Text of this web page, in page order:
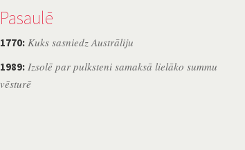
Pasaulē
1770: Kuks sasniedz Austrāliju
1989: Izsolē par pulksteni samaksā lielāko summu
vēsturē